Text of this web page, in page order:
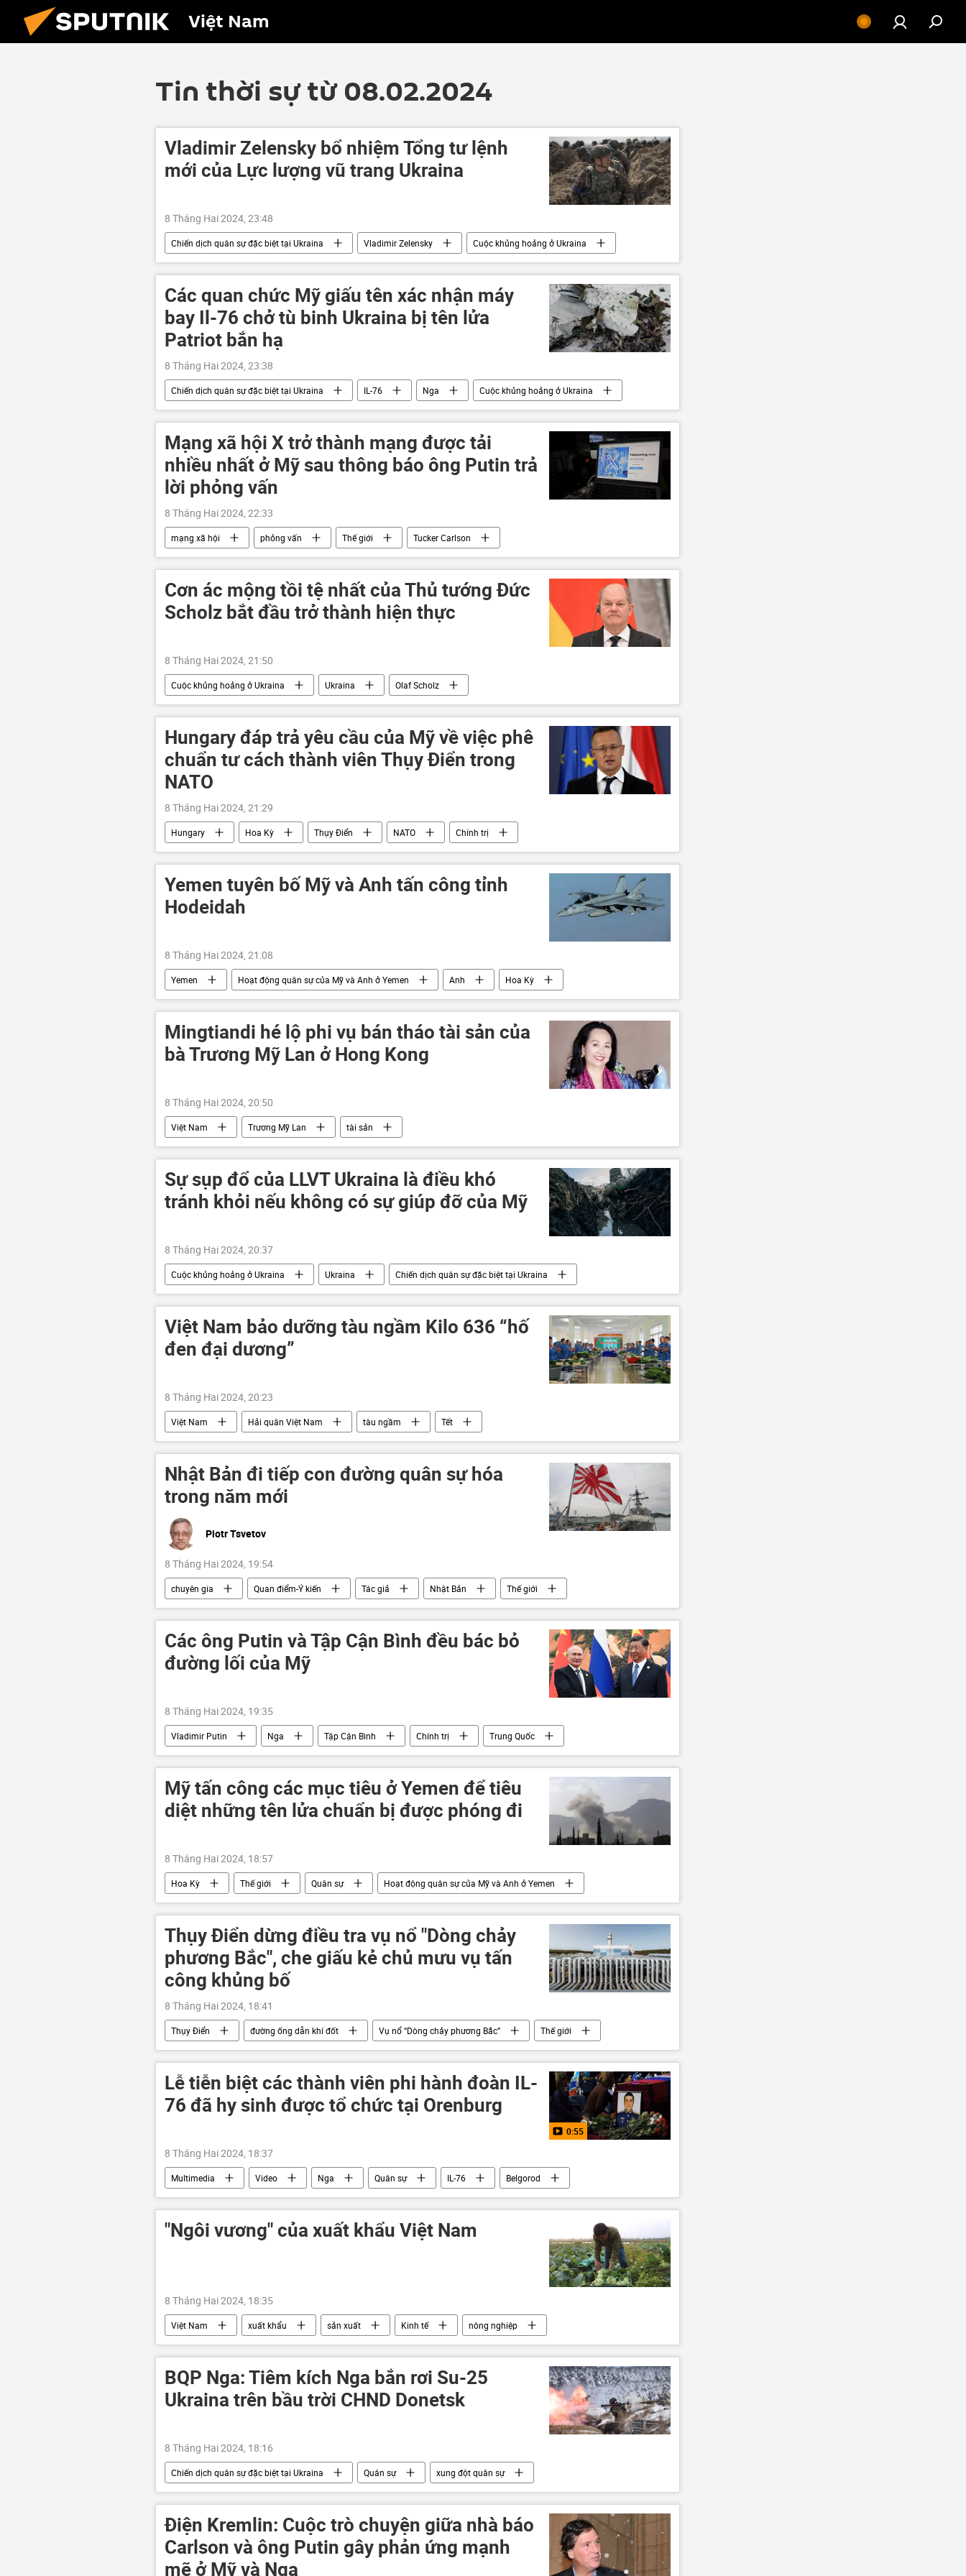
Việt Nam
Tin thời sự từ 08.02.2024
Vladimir Zelensky bổ nhiệm Tổng tư lệnh
mới của Lực lượng vũ trang Ukraina
8 Tháng Hai 2024, 23:48
Chiến dịch quân sự đặc biệt tại Ukraina Vladimir Zelensky
Cuộc khủng hoảng ở Ukraina
Ukraina
Chính trị quân đội
Các quan chức Mỹ giấu tên xác nhận máy
bay Il-76 chở tù binh Ukraina bị tên lửa
Patriot bắn hạ
8 Tháng Hai 2024, 23:38
Chiến dịch quân sự đặc biệt tại Ukraina IL-76 Nga
Cuộc khủng hoảng ở Ukraina
Ukraina
Thế giới xung đột quân sự
Mạng xã hội X trở thành mạng được tải
nhiều nhất ở Mỹ sau thông báo ông Putin trả
lời phỏng vấn
8 Tháng Hai 2024, 22:33
mạng xã hội phỏng vấn Thế giới Tucker Carlson
Cơn ác mộng tồi tệ nhất của Thủ tướng Đức
Scholz bắt đầu trở thành hiện thực
8 Tháng Hai 2024, 21:50
Cuộc khủng hoảng ở Ukraina Ukraina
Olaf Scholz
Chiến dịch quân sự đặc biệt tại Ukraina
xung đột quân sự Thế giới
Hoa Kỳ
viện trợ quân sự
Hungary đáp trả yêu cầu của Mỹ về việc phê
chuẩn tư cách thành viên Thụy Điển trong
NATO
8 Tháng Hai 2024, 21:29
Hungary Hoa Kỳ Thụy Điển NATO Chính trị
Yemen tuyên bố Mỹ và Anh tấn công tỉnh
Hodeidah
8 Tháng Hai 2024, 21:08
Yemen Hoạt động quân sự của Mỹ và Anh ở Yemen Anh
Hoa Kỳ
Thế giới
xung đột quân sự Trung Đông
Mingtiandi hé lộ phi vụ bán tháo tài sản của
bà Trương Mỹ Lan ở Hong Kong
8 Tháng Hai 2024, 20:50
Việt Nam Trương Mỹ Lan tài sản
Sự sụp đổ của LLVT Ukraina là điều khó
tránh khỏi nếu không có sự giúp đỡ của Mỹ
8 Tháng Hai 2024, 20:37
Cuộc khủng hoảng ở Ukraina Ukraina
Chiến dịch quân sự đặc biệt tại Ukraina
Thế giới
Hoa Kỳ viện trợ quân sự
Việt Nam bảo dưỡng tàu ngầm Kilo 636 “hố
đen đại dương”
8 Tháng Hai 2024, 20:23
Việt Nam Hải quân Việt Nam tàu ngầm Tết
Nhật Bản đi tiếp con đường quân sự hóa
trong năm mới
Piotr Tsvetov
8 Tháng Hai 2024, 19:54
chuyên gia Quan điểm-Ý kiến Tác giả Nhật Bản
Thế giới
Quân sự
Các ông Putin và Tập Cận Bình đều bác bỏ
đường lối của Mỹ
8 Tháng Hai 2024, 19:35
Vladimir Putin Nga Tập Cận Bình Chính trị
Trung Quốc
Thế giới
hợp tác
Mỹ tấn công các mục tiêu ở Yemen để tiêu
diệt những tên lửa chuẩn bị được phóng đi
8 Tháng Hai 2024, 18:57
Hoa Kỳ Thế giới Quân sự
Hoạt động quân sự của Mỹ và Anh ở Yemen
Yemen
tên lửa
Thụy Điển dừng điều tra vụ nổ "Dòng chảy
phương Bắc", che giấu kẻ chủ mưu vụ tấn
công khủng bố
8 Tháng Hai 2024, 18:41
Thụy Điển đường ống dẫn khí đốt Vụ nổ “Dòng chảy phương Bắc”
Thế giới
điều tra
Kinh tế Châu Âu
Lễ tiễn biệt các thành viên phi hành đoàn IL-
76 đã hy sinh được tổ chức tại Orenburg
0:55
8 Tháng Hai 2024, 18:37
Multimedia Video Nga Quân sự IL-76
Belgorod
Orenburg
Thế giới hy sinh
"Ngôi vương" của xuất khẩu Việt Nam
8 Tháng Hai 2024, 18:35
Việt Nam xuất khẩu sản xuất Kinh tế
nông nghiệp
Bộ Công Thương
BQP Nga: Tiêm kích Nga bắn rơi Su-25
Ukraina trên bầu trời CHND Donetsk
8 Tháng Hai 2024, 18:16
Chiến dịch quân sự đặc biệt tại Ukraina Quân sự
xung đột quân sự
Cuộc khủng hoảng ở Ukraina
Ukraina
LNR
Sáp nhập DNR, LNR, Zaporozhye và Kherson vào Nga
Thế giới
Điện Kremlin: Cuộc trò chuyện giữa nhà báo
Carlson và ông Putin gây phản ứng mạnh
mẽ ở Mỹ và Nga